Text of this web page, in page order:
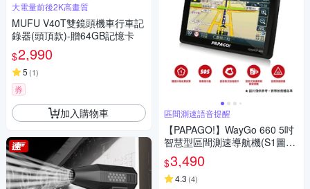
大電量前後2K高畫質
MUFU V40T雙鏡頭機車行車記
錄器(頭頂款)-贈64GB記憶卡
$2,990
5 (1)
券
加入購物車 區間測速語音提醒
【PAPAGO!】WayGo 660 5吋
智慧型區間測速導航機(S1圖像
化導航介面/測速語音提醒)~急
$3,490
4.3 (4)